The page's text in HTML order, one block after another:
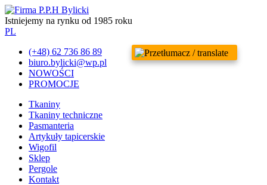
Istniejemy na rynku od 1985 roku
PL
(+48) 62 736 86 89
biuro.bylicki@wp.pl
NOWOŚCI
PROMOCJE
Tkaniny
Tkaniny techniczne
Pasmanteria
Artykuły tapicerskie
Wigofil
Sklep
Pergole
Kontakt